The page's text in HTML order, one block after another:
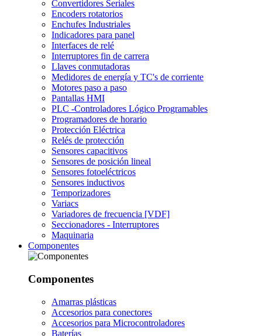
Convertidores Seriales
Encoders rotatorios
Enchufes Industriales
Indicadores para panel
Interfaces de relé
Interruptores fin de carrera
Llaves conmutadoras
Medidores de energía y TC's de corriente
Motores paso a paso
Pantallas HMI
PLC -Controladores Lógico Programables
Programadores de horario
Protección Eléctrica
Relés de protección
Sensores capacitivos
Sensores de posición lineal
Sensores fotoeléctricos
Sensores inductivos
Temporizadores
Variacs
Variadores de frecuencia [VDF]
Seccionadores - Interruptores
Maquinaria
Componentes
Componentes
Amarras plásticas
Accesorios para conectores
Accesorios para Microcontroladores
Baterías